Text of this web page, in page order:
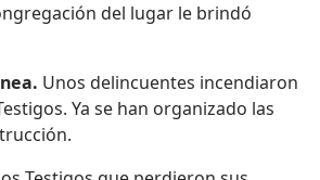
del lugar le brindó
Unos delincuentes incendiaron
Ya se han organizado las